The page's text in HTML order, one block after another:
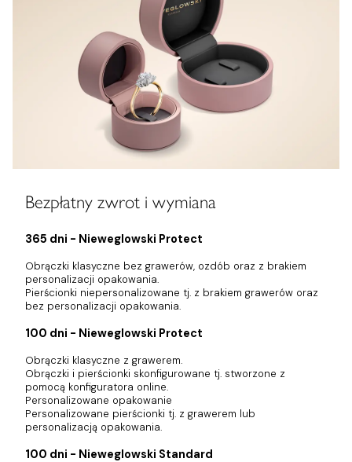
Bezpłatny zwrot i wymiana
365 dni - Nieweglowski Protect
Obrączki klasyczne bez grawerów, ozdób oraz z brakiem
personalizacji opakowania.
Pierścionki niepersonalizowane tj. z brakiem grawerów oraz
bez personalizacji opakowania.
100 dni - Nieweglowski Protect
Obrączki klasyczne z grawerem.
Obrączki i pierścionki skonfigurowane tj. stworzone z
pomocą konfiguratora online.
Personalizowane opakowanie
Personalizowane pierścionki tj. z grawerem lub
personalizacją opakowania.
100 dni - Nieweglowski Standard